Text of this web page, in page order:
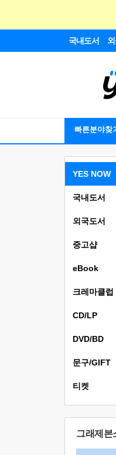
국내도서
빠른분야찾
YES NOW
국내도서
외국도서
중고샵
eBook
크레마클럽
CD/LP
DVD/BD
문구/GIFT
티켓
그래제본